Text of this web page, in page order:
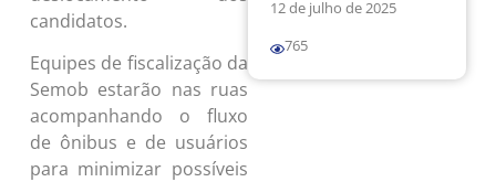
candidatos.
Equipes de fiscalização da
Semob estarão nas ruas
acompanhando o fluxo
de ônibus e de usuários
para minimizar possíveis
12 de julho de 2025
765